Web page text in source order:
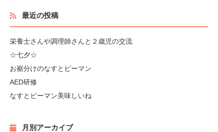
最近の投稿
栄養士さんや調理師さんと２歳児の交流
☆七夕☆
お裾分けのなすとピーマン
AED研修
なすとピーマン美味しいね
月別アーカイブ